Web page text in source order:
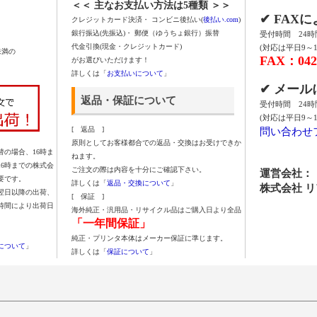
満の
場合、16時ま
時までの株式会
す。
以降の出荷、
間により出荷日
ついて 」
＜＜ 主なお支払い方法は5種類 ＞＞
クレジットカード決済・ コンビニ後払い(後払い.com)
銀行振込(先振込)・ 郵便（ゆうちょ銀行）振替
代金引換(現金・クレジットカード)
がお選びいただけます！
詳しくは「お支払いについて 」
返品・保証について
[ 返品 ]
原則としてお客様都合での返品・交換はお受けできか
ねます。
ご注文の際は内容を十分にご確認下さい。
詳しくは「返品・交換について 」
[ 保証 ]
海外純正・汎用品・リサイクル品はご購入日より全品
「一年間保証」
純正・プリンタ本体はメーカー保証に準じます。
詳しくは「保証について 」
✔ FAXに
受付時間 24時
(対応は平日9～
FAX：
✔ メール
受付時間 24時
(対応は平日9～
問い合わせ
運営会社：
株式会社